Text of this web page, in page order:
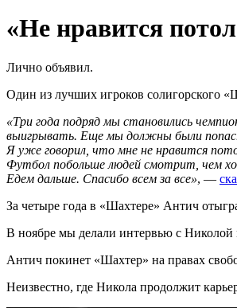
«Не нравится
Лично объявил.
Один из лучших игроков солигорского
«Три года подряд мы становились
выигрывать. Еще мы должны были
Я уже говорил, что мне не нравится
Футбол побольше людей смотрит, чем
Едем дальше. Спасибо всем за все», —
За четыре года в «Шахтере» Антич
В ноябре мы делали интервью с
Антич покинет «Шахтер» на правах
Неизвестно, где Никола продолжит